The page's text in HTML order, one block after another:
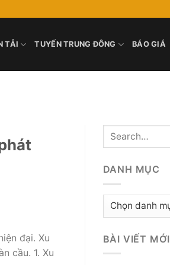
TẢI TUYẾN TRUNG ĐÔNG BÁO GIÁ
đại. Xu
cầu. 1. Xu
DANH MỤC
Danh
BÀI VIẾT MỚI